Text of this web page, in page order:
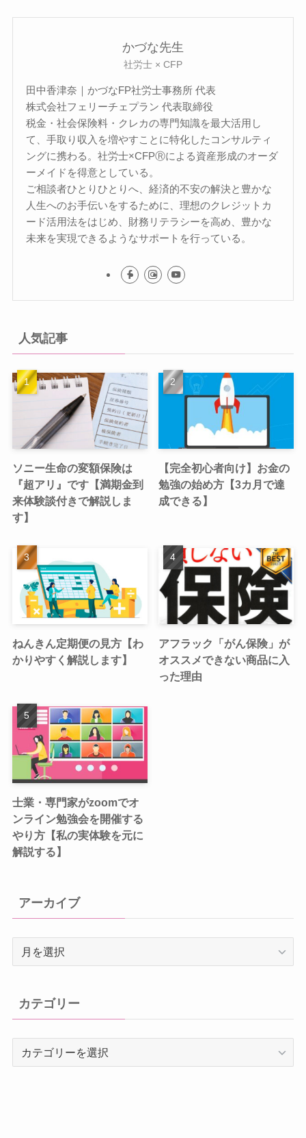
かづな先生
社労士 × CFP
田中香津奈｜かづなFP社労士事務所 代表
株式会社フェリーチェプラン 代表取締役
税金・社会保険料・クレカの専門知識を最大活用し
て、手取り収入を増やすことに特化したコンサルティ
ングに携わる。社労士×CFPⓇによる資産形成のオーダ
ーメイドを得意としている。
ご相談者ひとりひとりへ、経済的不安の解決と豊かな
人生へのお手伝いをするために、理想のクレジットカ
ード活用法をはじめ、財務リテラシーを高め、豊かな
未来を実現できるようなサポートを行っている。
人気記事
ソニー生命の変額保険は
『超アリ』です【満期金到
来体験談付きで解説しま
す】
【完全初心者向け】お金の
勉強の始め方【3カ月で達
成できる】
ねんきん定期便の見方【わ
かりやすく解説します】
アフラック「がん保険」が
オススメできない商品に入
った理由
士業・専門家がzoomでオ
ンライン勉強会を開催する
やり方【私の実体験を元に
解説する】
アーカイブ
ブ
カテゴリー